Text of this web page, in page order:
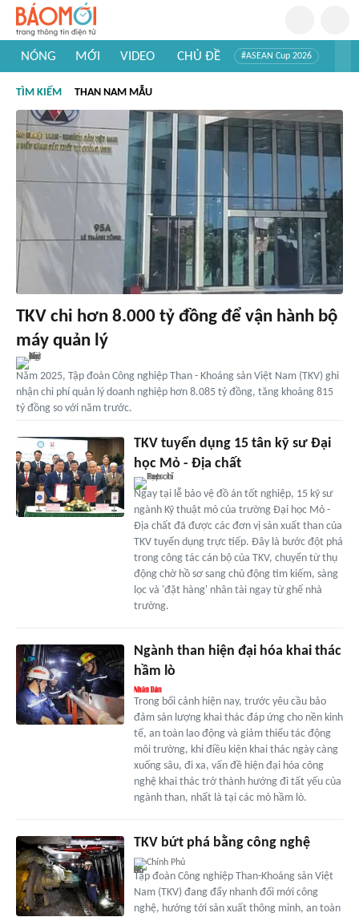
NÓNG MỚI VIDEO CHỦ ĐỀ #ASEAN Cup 2026
#Khám phá Việt Nam
#Khám phá thế giới
TÌM KIẾM THAN NAM MẪU
TKV chi hơn 8.000 tỷ đồng để vận hành bộ
máy quản lý
Năm 2025, Tập đoàn Công nghiệp Than - Khoáng sản Việt Nam (TKV) ghi
nhận chi phí quản lý doanh nghiệp hơn 8.085 tỷ đồng, tăng khoảng 815
tỷ đồng so với năm trước.
TKV tuyển dụng 15 tân kỹ sư Đại
học Mỏ - Địa chất
Ngay tại lễ bảo vệ đồ án tốt nghiệp, 15 kỹ sư
ngành Kỹ thuật mỏ của trường Đại học Mỏ -
Địa chất đã được các đơn vị sản xuất than của
TKV tuyển dụng trực tiếp. Đây là bước đột phá
trong công tác cán bộ của TKV, chuyển từ thụ
động chờ hồ sơ sang chủ động tìm kiếm, sàng
lọc và 'đặt hàng' nhân tài ngay từ ghế nhà
trường.
Ngành than hiện đại hóa khai thác
hầm lò
Trong bối cảnh hiện nay, trước yêu cầu bảo
đảm sản lượng khai thác đáp ứng cho nền kinh
tế, an toàn lao động và giảm thiểu tác động
môi trường, khi điều kiện khai thác ngày càng
xuống sâu, đi xa, vấn đề hiện đại hóa công
nghệ khai thác trở thành hướng đi tất yếu của
ngành than, nhất là tại các mỏ hầm lò.
TKV bứt phá bằng công nghệ
Chính Phủ
Tập đoàn Công nghiệp Than-Khoáng sản Việt
Nam (TKV) đang đẩy nhanh đổi mới công
nghệ, hướng tới sản xuất thông minh, an toàn